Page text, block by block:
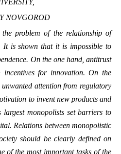
NOVGOROD
problem of the relationship of
It is shown that it is impossible to
On the one hand, antitrust
incentives for innovation. On the
attention from regulatory
to invent new products and
largest monopolists set barriers to
Relations between monopolistic
should be clearly defined on
of the most important tasks of the